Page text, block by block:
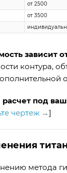
от 2500
от 3500
зависит
контура,
под ваш
чертеж →]
метода